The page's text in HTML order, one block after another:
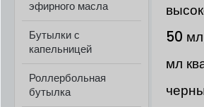
эфирного масла
Бутылки с
капельницей
Роллербольная
бутылка
50
мл